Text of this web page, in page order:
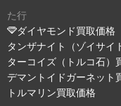
た行
ダイヤモンド買取価格
タンザナイト（ゾイサイ
ターコイズ（トルコ石）
デマントイドガーネット
トルマリン買取価格